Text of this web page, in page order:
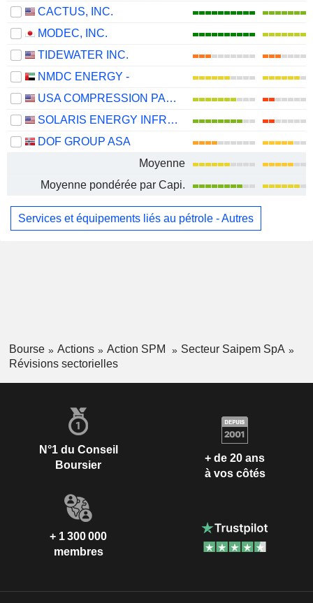
CACTUS, INC.
MODEC, INC.
TIDEWATER INC.
NMDC ENERGY -
USA COMPRESSION PARTNERS, LP
SOLARIS ENERGY INFRASTRUCTURE, INC.
DOF GROUP ASA
Moyenne
Moyenne pondérée par Capi.
Services et équipements liés au pétrole - Autres
Bourse Actions Action SPM
Secteur Saipem SpA
Révisions sectorielles
N°1 du Conseil
Boursier
+ de 20 ans
à vos côtés
+ 1 300 000
membres